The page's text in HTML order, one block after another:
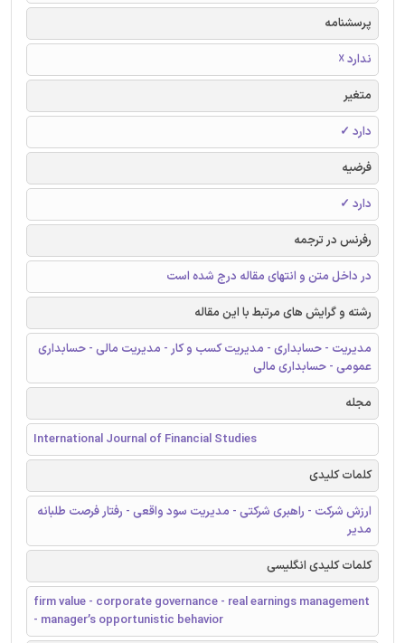
پرسشنامه
ندارد ☓
متغیر
دارد ✓
فرضیه
دارد ✓
رفرنس در ترجمه
در داخل متن و انتهای مقاله درج شده است
رشته و گرایش های مرتبط با این مقاله
مدیریت - حسابداری - مدیریت کسب و کار - مدیریت مالی - حسابداری
عمومی - حسابداری مالی
مجله
International Journal of Financial Studies
کلمات کلیدی
ارزش شرکت - راهبری شرکتی - مدیریت سود واقعی - رفتار فرصت طلبانه
مدیر
کلمات کلیدی انگلیسی
firm value - corporate governance - real earnings management
- manager’s opportunistic behavior